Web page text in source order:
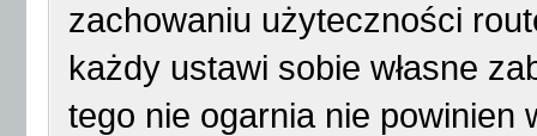
zachowaniu użyteczności
każdy ustawi sobie własne
tego nie ogarnia nie powinien